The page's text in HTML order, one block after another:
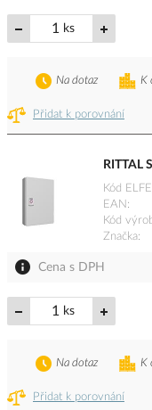
ks
Přidat k porovnání
K
Na dotaz
RITTAL
Kód
EAN
Kód
Značka
Cena s DPH
ks
Přidat k porovnání
K
Na dotaz